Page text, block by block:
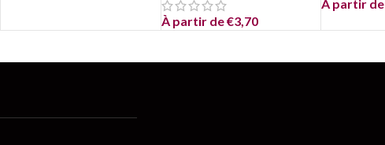
À partir de€3,70
À partir de